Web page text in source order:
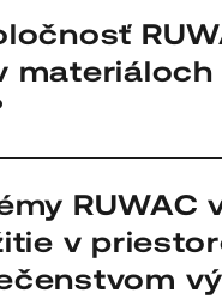
musí byť
odstávok a bez
materiáloch
rôznym
– bez
RUWAC
v